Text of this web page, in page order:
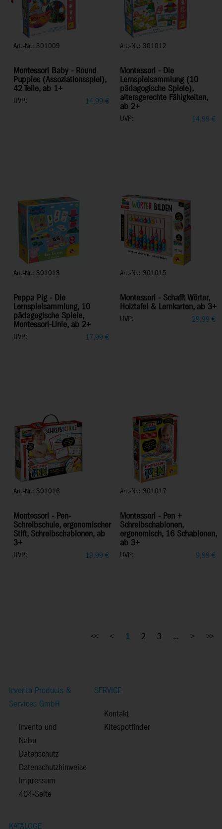
Art.-Nr.: 301009
Montessori Baby - Round
Puppies (Assoziationsspiel),
42 Teile, ab 1+
UVP: 14,99 €
Art.-Nr.: 301012
Montessori - Die
Lernspielsammlung (10
pädagogische Spiele),
altersgerechte Fähigkeiten,
ab 2+
UVP: 14,99 €
Art.-Nr.: 301013
Peppa Pig - Die
Lernspielsammlung, 10
pädagogische Spiele,
Montessori-Linie, ab 2+
UVP: 17,99 €
Art.-Nr.: 301015
Montessori - Schafft Wörter,
Holztafel & Lernkarten, ab 3+
UVP: 29,99 €
Art.-Nr.: 301016
Montessori - Pen-
Schreibschule, ergonomischer
Stift, Schreibschablonen, ab
3+
UVP: 19,99 €
Art.-Nr.: 301017
Montessori - Pen +
Schreibschablonen,
ergonomisch, 16 Schablonen,
ab 3+
UVP: 9,99 €
<< < 1 2 3 ... > >>
Invento Products &
Services GmbH
Invento und
Nabu
Datenschutz
Datenschutzhinweise
Impressum
404-Seite
SERVICE
Kontakt
Kitespotfinder
KATALOGE